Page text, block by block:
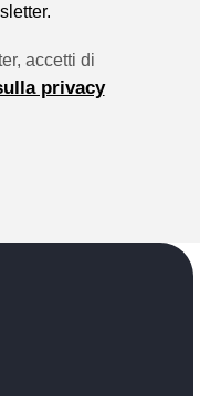
accetti di
privacy